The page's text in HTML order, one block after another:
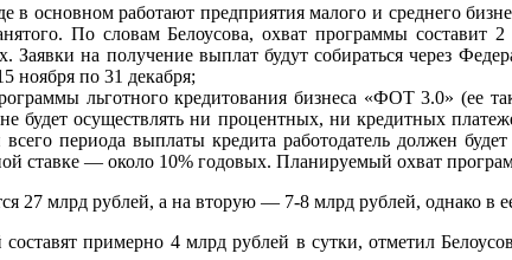
в основном работают предприятия малого и среднего
По словам Белоусова, охват программы составит
на получение выплат будут собираться через
ноября по 31 декабря;
льготного кредитования бизнеса «ФОТ 3.0» (ее
будет осуществлять ни процентных, ни кредитных
периода выплаты кредита работодатель должен
ставке — около 10% годовых. Планируемый охват
27 млрд рублей, а на вторую — 7-8 млрд рублей, однако в
примерно 4 млрд рублей в сутки, отметил